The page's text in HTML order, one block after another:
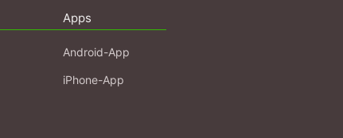
Apps
Android-App
iPhone-App